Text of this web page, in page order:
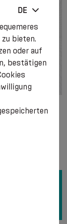
Bestandteile
DE
bieten.
oder auf
bestätigen